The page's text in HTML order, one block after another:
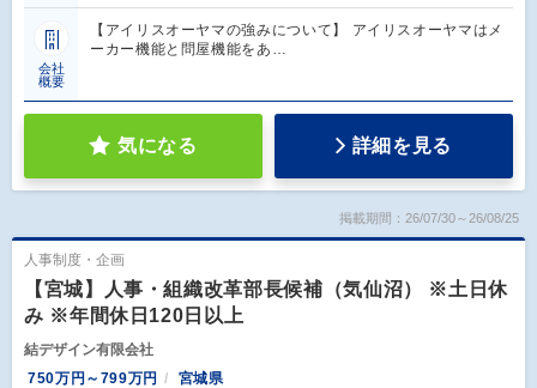
会社
概要
【アイリスオーヤマの強みについて】 アイリスオーヤマはメ
ーカー機能と問屋機能をあ…
気になる 詳細を見る
掲載期間：26/07/30～26/08/25
人事制度・企画
【宮城】人事・組織改革部長候補（気仙沼） ※土日休
み ※年間休日120日以上
結デザイン有限会社
750万円～799万円
宮城県